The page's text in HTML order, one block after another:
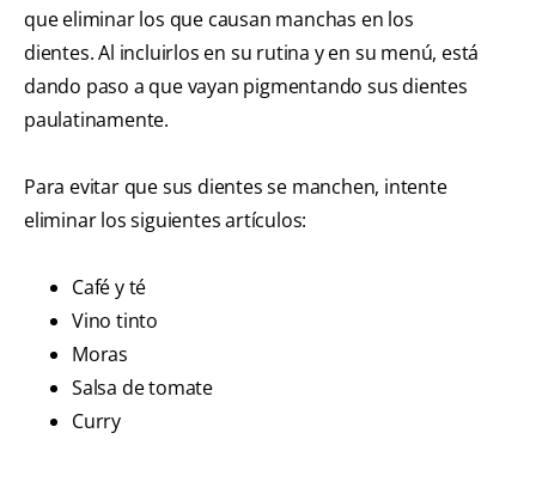
que eliminar los que causan manchas en los
dientes. Al incluirlos en su rutina y en su menú, está
dando paso a que vayan pigmentando sus dientes
paulatinamente.
Para evitar que sus dientes se manchen, intente
eliminar los siguientes artículos:
Café y té
Vino tinto
Moras
Salsa de tomate
Curry